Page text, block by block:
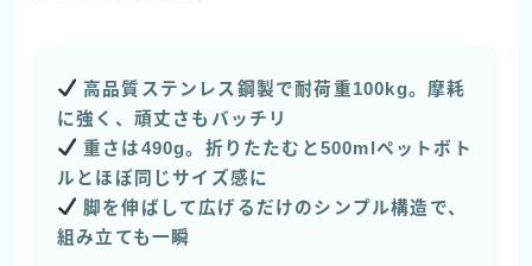
高品質ステンレス鋼製で耐荷重100kg。摩耗
に強く、頑丈さもバッチリ
重さは490g。折りたたむと500mlペットボト
ルとほぼ同じサイズ感に
脚を伸ばして広げるだけのシンプル構造で、
組み立ても一瞬